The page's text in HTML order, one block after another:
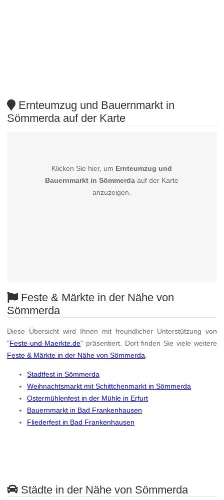
Ernteumzug und Bauernmarkt in
Sömmerda auf der Karte
Klicken Sie hier, um Ernteumzug und
Bauernmarkt in Sömmerda auf der Karte
anzuzeigen.
Feste & Märkte in der Nähe von
Sömmerda
Diese Übersicht wird Ihnen mit freundlicher Unterstützung von
"Feste-und-Maerkte.de" präsentiert. Dort finden Sie viele weitere
Feste & Märkte in der Nähe von Sömmerda
Stadtfest in Sömmerda
Weihnachtsmarkt mit Schittchenmarkt in Sömmerda
Ostermühlenfest in der Mühle in Erfurt
Bauernmarkt in Bad Frankenhausen
Fliederfest in Bad Frankenhausen
Städte in der Nähe von Sömmerda